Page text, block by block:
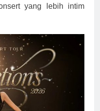
yang lebih intim